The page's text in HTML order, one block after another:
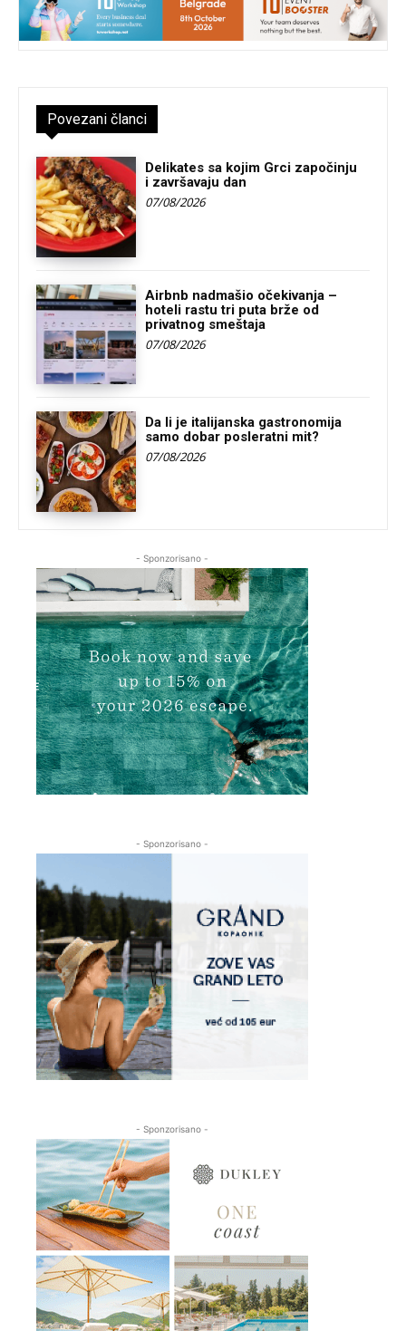
Povezani članci
Delikates sa kojim Grci započinju
i završavaju dan
07/08/2026
Airbnb nadmašio očekivanja –
hoteli rastu tri puta brže od
privatnog smeštaja
07/08/2026
Da li je italijanska gastronomija
samo dobar posleratni mit?
07/08/2026
- Sponzorisano -
- Sponzorisano -
- Sponzorisano -